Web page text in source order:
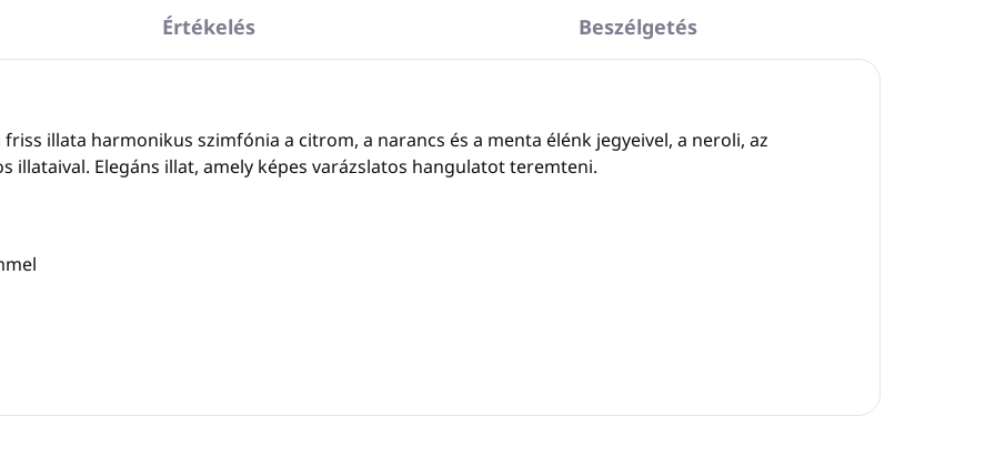
Értékelés Beszélgetés
illata harmonikus szimfónia a citrom, a narancs és a menta élénk jegyeivel, a neroli, az
illataival. Elegáns illat, amely képes varázslatos hangulatot teremteni.